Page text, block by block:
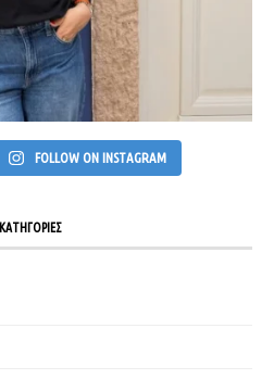
FOLLOW ON INSTAGRAM
ΚΑΤΗΓΟΡΙΕΣ